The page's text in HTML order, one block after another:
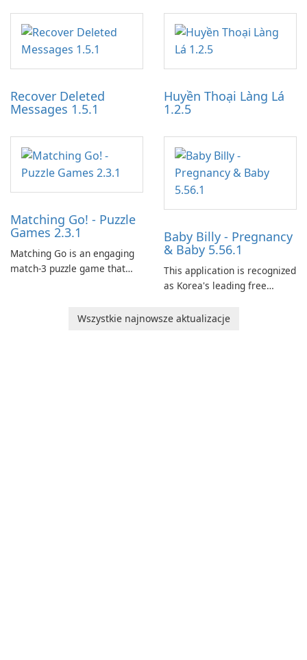
application designed to
optimize the gaming
experience for Grand Theft
Auto IV.
work through built-in brand
partnerships and integrated
tools for content distribution
and audience engagement.
Recover Deleted
Messages 1.5.1
Huyền Thoại Làng Lá
1.2.5
Matching Go! - Puzzle
Games 2.3.1
Matching Go is an engaging
match-3 puzzle game that
Ollie, on an adventurous
journey across diverse
Baby Billy - Pregnancy
& Baby 5.56.1
This application is recognized
as Korea's leading free
baby tracking, offering
Wszystkie najnowsze aktualizacje